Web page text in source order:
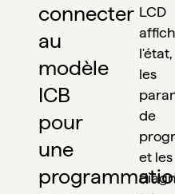
connecter
au
modèle
ICB
pour
une
LCD
l'état,
les
de
et les